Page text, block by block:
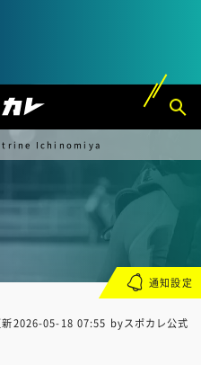
Ichinomiya
2026-05-18 07:55 byスポカレ公式
通知設定